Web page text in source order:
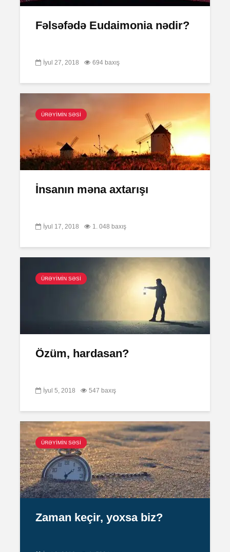
Fəlsəfədə Eudaimonia nədir?
İyul 27, 2018 694 baxış
ÜRƏYİMİN SƏSİ
İnsanın məna axtarışı
İyul 17, 2018 1. 048 baxış
ÜRƏYİMİN SƏSİ
Özüm, hardasan?
İyul 5, 2018 547 baxış
ÜRƏYİMİN SƏSİ
Zaman keçir, yoxsa biz?
Zalım padşahla
Zaman keçir,
yoxsa biz?